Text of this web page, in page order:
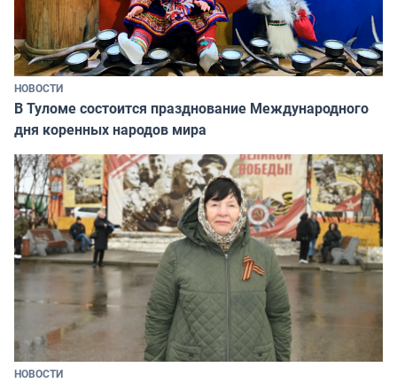
НОВОСТИ
В Туломе состоится празднование Международного
дня коренных народов мира
НОВОСТИ